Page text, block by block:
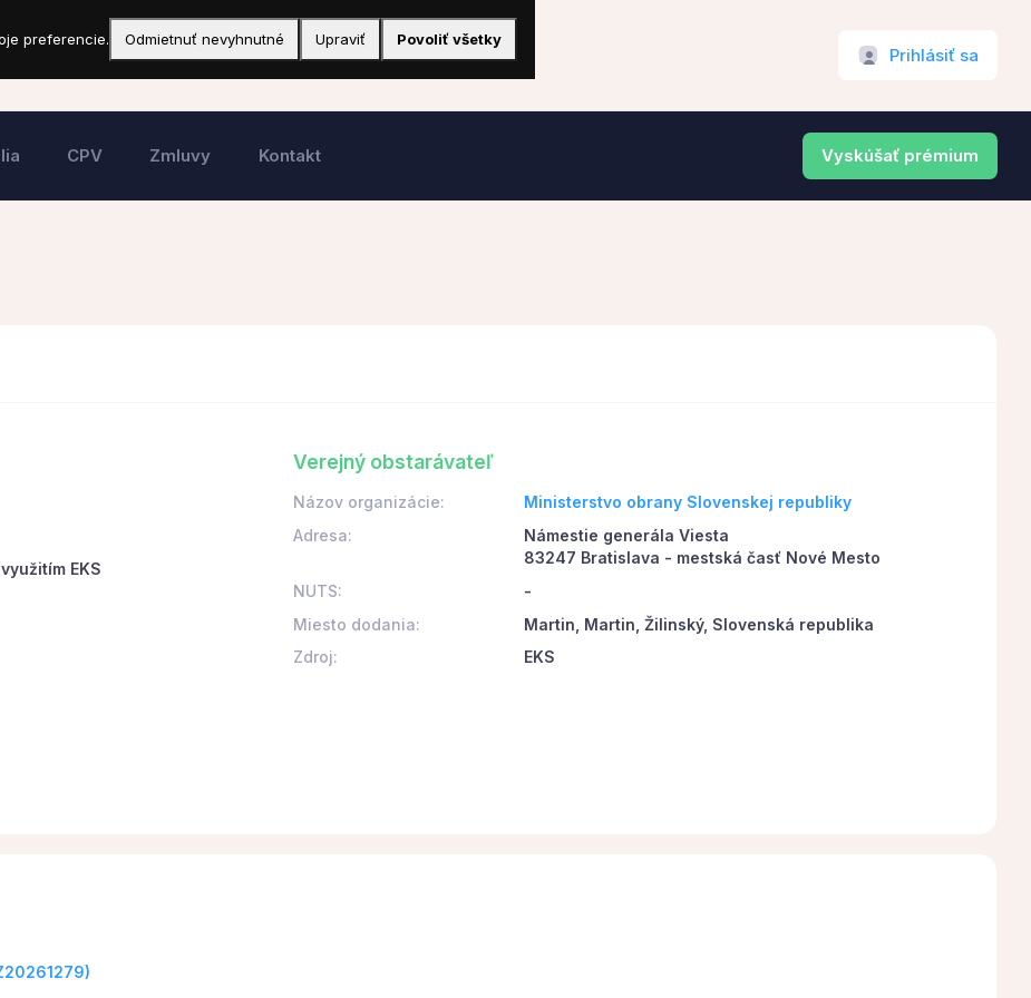
Prihlásiť sa
CPV Zmluvy Kontakt Vyskúšať prémium
EKS
Verejný obstarávateľ
Názov organizácie:
Ministerstvo obrany Slovenskej republiky
Adresa:
Námestie generála Viesta
83247 Bratislava - mestská časť Nové Mesto
NUTS:
-
Miesto dodania:
Martin, Martin, Žilinský, Slovenská republika
Zdroj:
EKS
preferencie. Odmietnuť nevyhnutné Upraviť Povoliť všetky